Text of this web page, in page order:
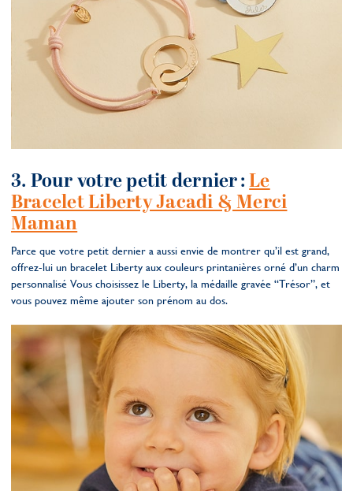
3. Pour votre petit dernier :Le
Bracelet Liberty Jacadi & Merci
Maman
Parce que votre petit dernier a aussi envie de montrer qu’il est grand,
offrez-lui un bracelet Liberty aux couleurs printanières orné d’un charm
personnalisé Vous choisissez le Liberty, la médaille gravée “Trésor”, et
vous pouvez même ajouter son prénom au dos.